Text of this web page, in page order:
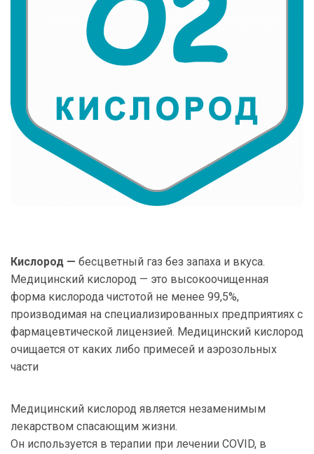
Кислород — бесцветный газ без запаха и вкуса.
Медицинский кислород — это высокоочищенная
форма кислорода чистотой не менее 99,5%,
производимая на специализированных предприятиях с
фармацевтической лицензией. Медицинский кислород
очищается от каких либо примесей и аэрозольных
части
Медицинский кислород является незаменимым
лекарством спасающим жизни.
Он используется в терапии при лечении COVID, в